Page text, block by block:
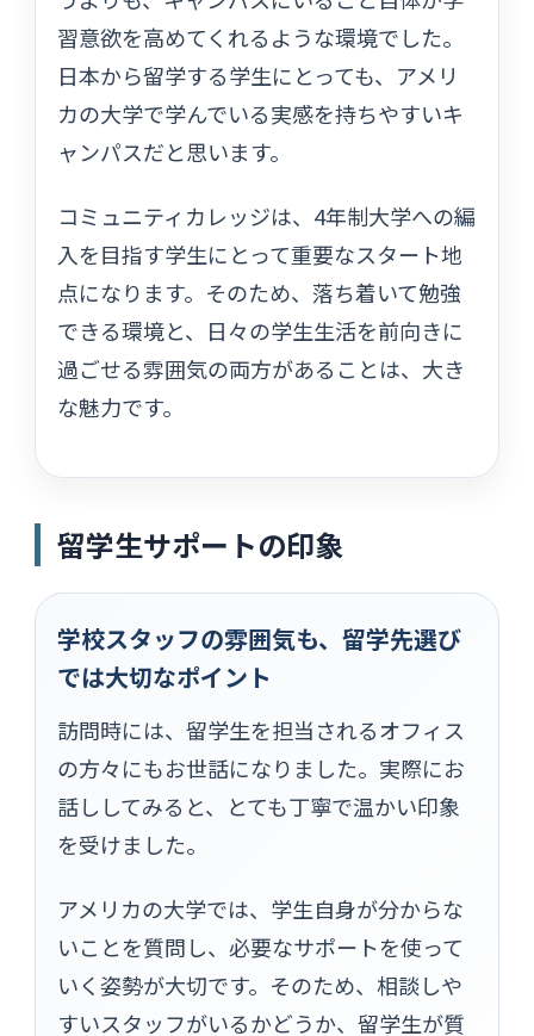
習意欲を高めてくれるような環境でした。
日本から留学する学生にとっても、アメリ
カの大学で学んでいる実感を持ちやすいキ
ャンパスだと思います。
コミュニティカレッジは、4年制大学への編
入を目指す学生にとって重要なスタート地
点になります。そのため、落ち着いて勉強
できる環境と、日々の学生生活を前向きに
過ごせる雰囲気の両方があることは、大き
な魅力です。
留学生サポートの印象
学校スタッフの雰囲気も、留学先選び
では大切なポイント
訪問時には、留学生を担当されるオフィス
の方々にもお世話になりました。実際にお
話ししてみると、とても丁寧で温かい印象
を受けました。
アメリカの大学では、学生自身が分からな
いことを質問し、必要なサポートを使って
いく姿勢が大切です。そのため、相談しや
すいスタッフがいるかどうか、留学生が質